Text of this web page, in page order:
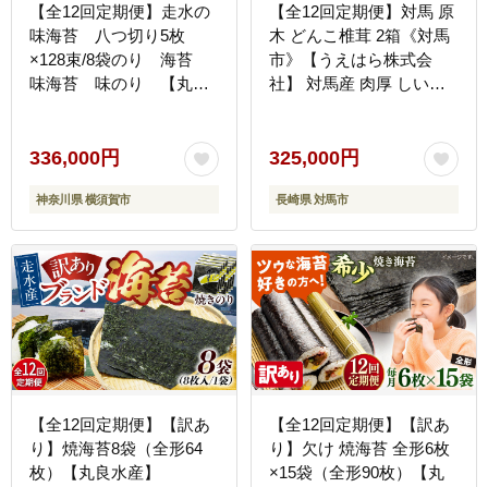
【全12回定期便】走水の
味海苔 八つ切り5枚
×128束/8袋のり 海苔
味海苔 味のり 【丸良
336,000円
神奈川県 横須賀市
【全12回定期便】対馬 原
木 どんこ椎茸 2箱《対馬
市》【うえはら株式会
社】 対馬産 肉厚 しいた
325,000円
長崎県 対馬市
【全12回定期便】【訳あ
り】焼海苔8袋（全形64
枚）【丸良水産】
【全12回定期便】【訳あ
り】欠け 焼海苔 全形6枚
×15袋（全形90枚）【丸